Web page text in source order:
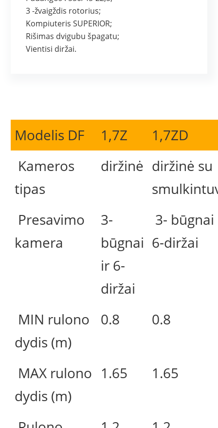
3 -žvaigždis rotorius;
Kompiuteris SUPERIOR;
Rišimas dvigubu špagatu;
Vientisi diržai.
Modelis DF 1,7Z
1,7ZD
Kameros
tipas
diržinė diržinė su
Presavimo
kamera
3-
būgnai
ir 6-
diržai
3-
6-diržai
MIN rulono
dydis (m)
0.8 0.8
MAX rulono
dydis (m)
1.65 1.65